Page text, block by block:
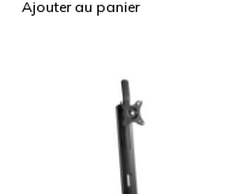
Ajouter au panier